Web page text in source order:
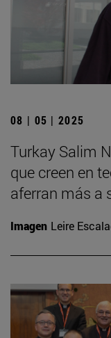
08 | 05 | 2025
Turkay Salim
que creen en
aferran más a
Imagen Leire